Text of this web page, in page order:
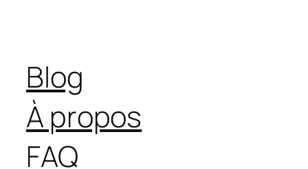
Blog
À propos
FAQ